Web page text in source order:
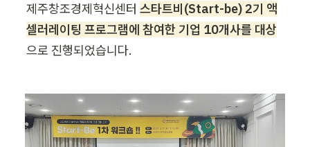
제주창조경제혁신센터 스타트비(Start-be) 2기 액
셀러레이팅 프로그램에 참여한 기업 10개사를 대상
으로 진행되었습니다.